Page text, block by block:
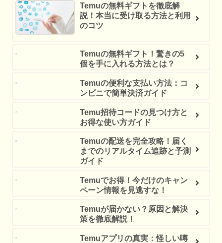
Temuの無料ギフトを徹底解
説！本当に受け取る方法と利用
のコツ
Temuの無料ギフト！驚きの5
個を手に入れる方法とは？
Temuの便利な支払い方法：コ
ンビニで簡単決済ガイド
Temu招待コードの見つけ方と
お得な使い方ガイド
Temuの配送を完全攻略！届く
までのリアルタイム追跡と予測
ガイド
Temuでお得！今だけのキャン
ペーン情報を見逃すな！
Temuが届かない？原因と解決
策を徹底解説！
Temuアプリの真実：怪しい噂